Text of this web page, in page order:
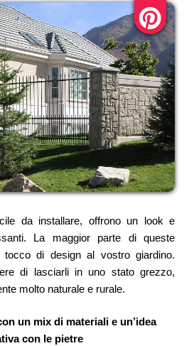
da installare, offrono un look e
La maggior parte di queste
tocco di design al vostro giardino.
di lasciarli in uno stato grezzo,
molto naturale e rurale.
un mix di materiali e un’idea
con le pietre